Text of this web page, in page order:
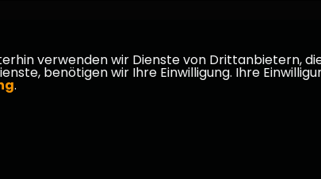
verwenden wir Dienste von Drittanbietern,
benötigen wir Ihre Einwilligung. Ihre
.